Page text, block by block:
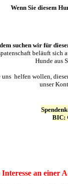
Wenn Sie diesem
suchen wir für
beläuft sich
Hunde aus
uns helfen wollen,
unser
BIC:
Interesse an einer